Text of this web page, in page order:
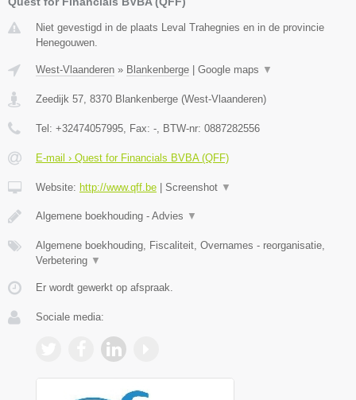
Niet gevestigd in de plaats Leval Trahegnies en in de provincie
Henegouwen.
West-Vlaanderen » Blankenberge Google maps ▼
Zeedijk 57, 8370 Blankenberge (West-Vlaanderen)
Tel: +32474057995, Fax: -, BTW-nr: 0887282556
E-mail › Quest for Financials BVBA (QFF)
Website: http://www.qff.be Screenshot ▼
Algemene boekhouding - Advies ▼
Algemene boekhouding, Fiscaliteit, Overnames - reorganisatie,
Verbetering ▼
Er wordt gewerkt op afspraak.
Sociale media: